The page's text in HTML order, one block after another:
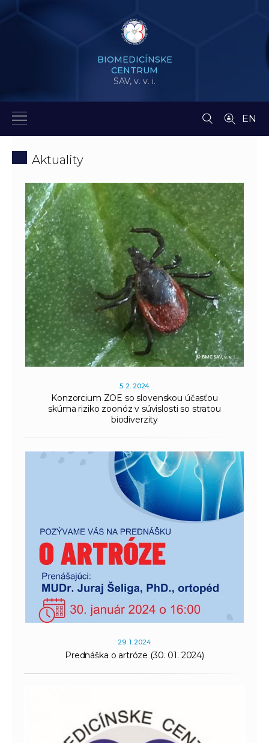
BIOMEDICÍNSKE
CENTRUM
SAV, v. v. i.
EN
Aktuality
5. 2. 2024
Konzorcium ZOE so slovenskou účasťou
skúma riziko zoonóz v súvislosti so stratou
biodiverzity
29. 1. 2024
Prednáška o artróze (30. 01. 2024)